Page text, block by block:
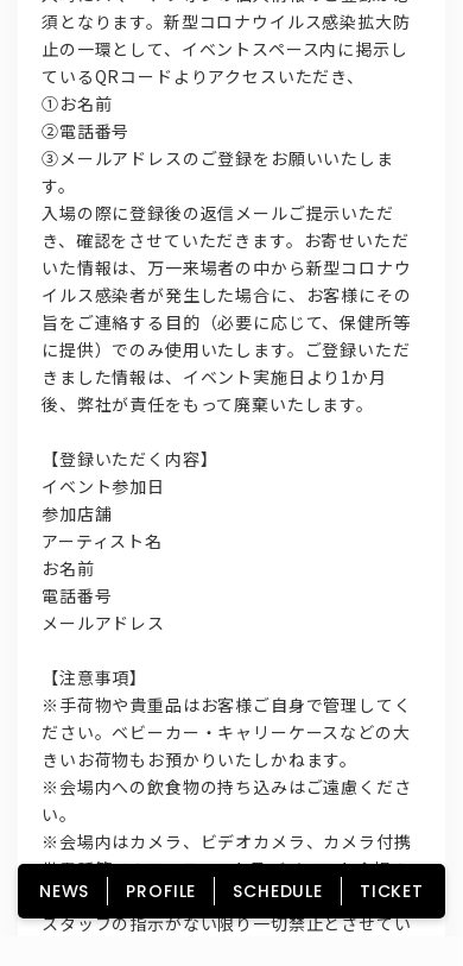
須となります。新型コロナウイルス感染拡大防
止の一環として、イベントスペース内に掲示し
ているQRコードよりアクセスいただき、
①お名前
②電話番号
③メールアドレスのご登録をお願いいたしま
す。
入場の際に登録後の返信メールご提示いただ
き、確認をさせていただきます。お寄せいただ
いた情報は、万一来場者の中から新型コロナウ
イルス感染者が発生した場合に、お客様にその
旨をご連絡する目的（必要に応じて、保健所等
に提供）でのみ使用いたします。ご登録いただ
きました情報は、イベント実施日より1か月
後、弊社が責任をもって廃棄いたします。
【登録いただく内容】
イベント参加日
参加店舗
アーティスト名
お名前
電話番号
メールアドレス
【注意事項】
※手荷物や貴重品はお客様ご自身で管理してく
ださい。ベビーカー・キャリーケースなどの大
きいお荷物もお預かりいたしかねます。
※会場内への飲食物の持ち込みはご遠慮くださ
い。
※会場内はカメラ、ビデオカメラ、カメラ付携
帯電話等でのアーティスト及びイベント会場の
撮影、録音録画のすべての行為は
スタッフの指示がない限り一切禁止とさせてい
NEWS PROFILE SCHEDULE TICKET